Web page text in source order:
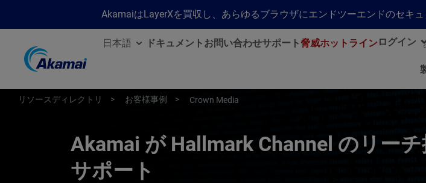
AkamaiはLayerXを買収し、あらゆるブラウザにエンドツーエンドのセキ
日本語 ドキュメント お問い合わせサポート脅威ホットライン ログイン
リソースディレクトリ お客様事例 Crown Media
Akamai が Hallmark Channel のリー
サポート